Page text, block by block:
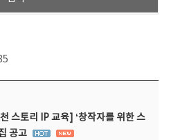
스토리 IP 교육] ‘창작자를 위한 스
공고